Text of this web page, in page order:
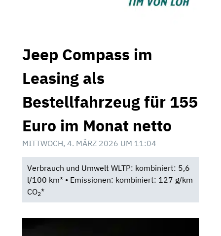
Jeep Compass im
Leasing als
Bestellfahrzeug für 155
Euro im Monat netto
MITTWOCH, 4. MÄRZ 2026 UM 11:04
Verbrauch und Umwelt WLTP: kombiniert: 5,6
l/100 km* • Emissionen: kombiniert: 127 g/km
CO2*